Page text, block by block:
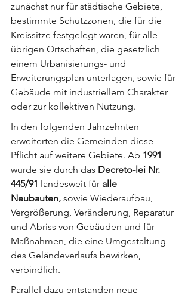
zunächst nur für städtische Gebiete,
bestimmte Schutzzonen, die für die
Kreissitze festgelegt waren, für alle
übrigen Ortschaften, die gesetzlich
einem Urbanisierungs- und
Erweiterungsplan unterlagen, sowie für
Gebäude mit industriellem Charakter
oder zur kollektiven Nutzung.
In den folgenden Jahrzehnten
erweiterten die Gemeinden diese
Pflicht auf weitere Gebiete. Ab 1991
wurde sie durch das Decreto-lei Nr.
445/91 landesweit für alle
Neubauten, sowie Wiederaufbau,
Vergrößerung, Veränderung, Reparatur
und Abriss von Gebäuden und für
Maßnahmen, die eine Umgestaltung
des Geländeverlaufs bewirken,
verbindlich.
Parallel dazu entstanden neue